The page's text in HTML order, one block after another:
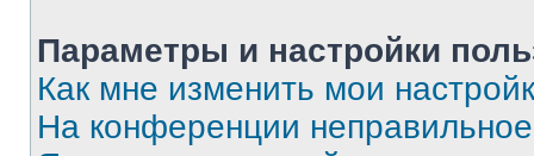
Параметры и настройки
Как мне изменить мои
На конференции